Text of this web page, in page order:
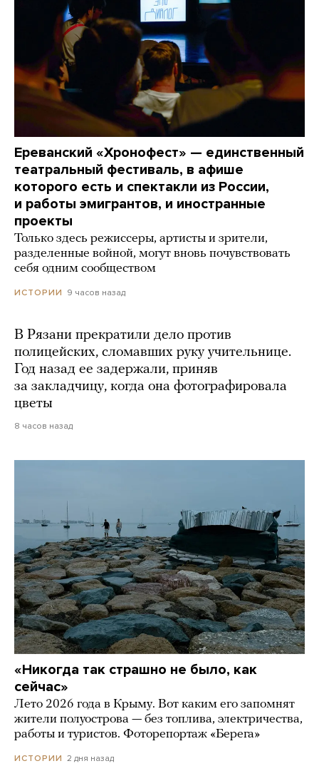
Ереванский «Хронофест» — единственный
театральный фестиваль, в афише
которого есть и спектакли из России,
и работы эмигрантов, и иностранные
проекты
Только здесь режиссеры, артисты и зрители,
разделенные войной, могут вновь почувствовать
себя одним сообществом
ИСТОРИИ 9 часов назад
В Рязани прекратили дело против
полицейских, сломавших руку учительнице.
Год назад ее задержали, приняв
за закладчицу, когда она фотографировала
цветы
8 часов назад
«Никогда так страшно не было, как
сейчас»
Лето 2026 года в Крыму. Вот каким его запомнят
жители полуострова — без топлива, электричества,
работы и туристов. Фоторепортаж «Берега»
ИСТОРИИ 2 дня назад